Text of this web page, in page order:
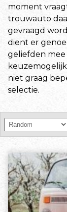
moment
trouwauto
gevraagd
dient er
geliefden
niet graag
selectie.